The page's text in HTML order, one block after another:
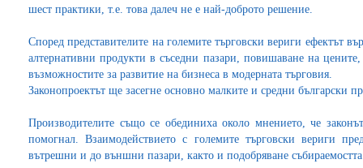
шест практики, т.е. това далеч не е най-доброто решение.
Според представителите на големите търговски вериги ефектът
алтернативни продукти в съседни пазари, повишаване на
възможностите за развитие на бизнеса в модерната търговия.
Законопроектът ще засегне основно малките и средни български
Производителите също се обединиха около мнението, че
помогнал. Взаимодействието с големите търговски вериги
вътрешни и до външни пазари, както и подобряване